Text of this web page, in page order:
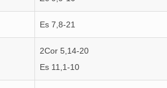
Es 7,8-21
2Cor 5,14-20
Es 11,1-10